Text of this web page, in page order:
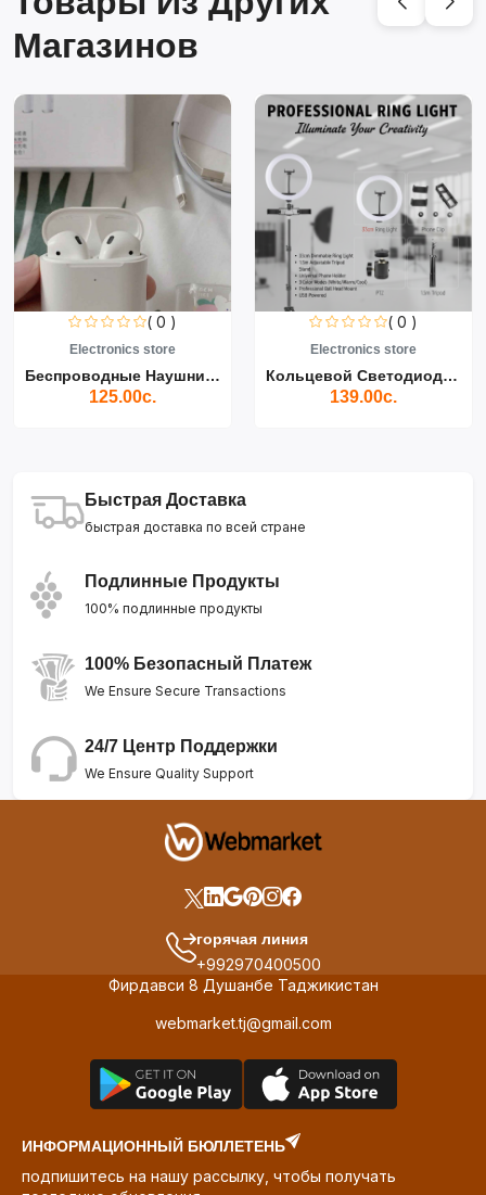
Магазинов
( 0 )
Electronics store
Беспроводные Наушники Air...
125.00с.
( 0 )
Electronics store
Кольцевой Светодиодный Св...
139.00с.
Быстрая Доставка
быстрая доставка по всей стране
Подлинные Продукты
100% подлинные продукты
100% Безопасный Платеж
We Ensure Secure Transactions
24/7 Центр Поддержки
We Ensure Quality Support
горячая линия
+992970400500
Фирдавси 8 Душанбе Таджикистан
webmarket.tj@gmail.com
ИНФОРМАЦИОННЫЙ БЮЛЛЕТЕНЬ
подпишитесь на нашу рассылку, чтобы получать